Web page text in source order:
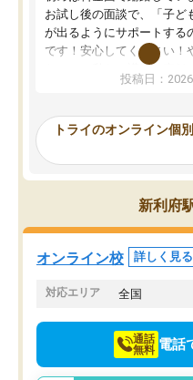
お試し後の面談で、「子ど
が出るようにサポートする
です！安心してください！
ないのは私たち講師の責任
ってくださり、確かに！と
ったんですが、学生の先生
み、徐々に成績が上がった
思っていました。何が今足
を的確に指導いただき、子
くりするほど楽しんでやる
塾を受けています。狙い通
つ成績も上がり、苦手意識
てきたので、さらに苦手な
でお願いしました。来年の
投稿日：
トライのオンライン個
新利府
オンライン校 詳しく見る
対応エリア 全国
通話
無料 電話